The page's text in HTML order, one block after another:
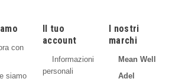
con
siamo
Il tuo
account
Informazioni
personali
I nostri
marchi
Mean Well
Adel